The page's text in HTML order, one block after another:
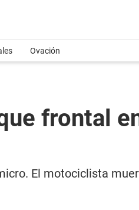
Ovación
frontal
El motociclista